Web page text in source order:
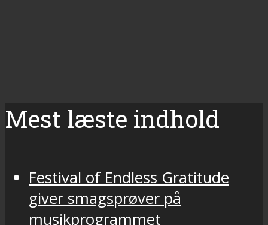
Mest læste indhold
Festival of Endless Gratitude
giver smagsprøver på
musikprogrammet